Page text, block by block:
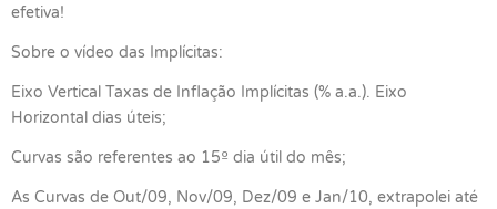
efetiva!
Sobre o vídeo das Implícitas:
Eixo Vertical Taxas de Inflação Implícitas (% a.a.). Eixo
Horizontal dias úteis;
Curvas são referentes ao 15º dia útil do mês;
As Curvas de Out/09, Nov/09, Dez/09 e Jan/10, extrapolei até